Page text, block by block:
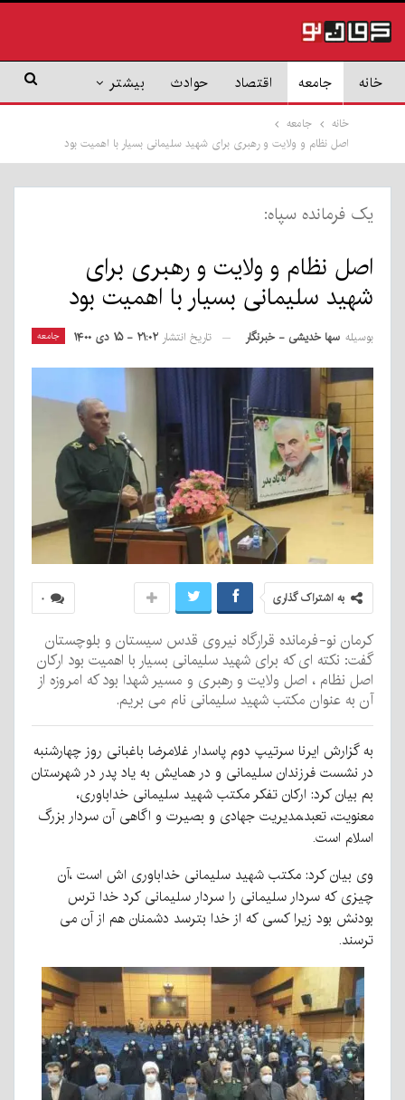
خانه جامعه اقتصاد حوادث بیشتر
خانه
جامعه
اصل نظام و ولایت و رهبری برای شهید سلیمانی بسیار با اهمیت بود
یک فرمانده سپاه:
اصل نظام و ولایت و رهبری برای
شهید سلیمانی بسیار با اهمیت بود
جامعه بوسیله سها خدیشی - خبرنگار تاریخ انتشار ۲۱:۰۲ - ۱۵ دی ۱۴۰۰
۰ به اشتراک گذاری
کرمان نو-فرمانده قرارگاه نیروی قدس سیستان و بلوچستان
گفت: نکته ای که برای شهید سلیمانی بسیار با اهمیت بود ارکان
اصل نظام ، اصل ولایت و رهبری و مسیر شهدا بود که امروزه از
آن به عنوان مکتب شهید سلیمانی نام می بریم.
به گزارش ایرنا سرتیپ دوم پاسدار غلامرضا باغبانی روز چهارشنبه
در نشست فرزندان سلیمانی و در همایش به یاد پدر در شهرستان
بم بیان کرد: ارکان تفکر مکتب شهید سلیمانی خداباوری،
معنویت، تعبد،مدیریت جهادی و بصیرت و اگاهی آن سردار بزرگ
اسلام است.
وی بیان کرد: مکتب شهید سلیمانی خداباوری اش است ،آن
چیزی که سردار سلیمانی را سردار سلیمانی کرد خدا ترس
بودنش بود زیرا کسی که از خدا بترسد دشمنان هم از آن می
ترسند.